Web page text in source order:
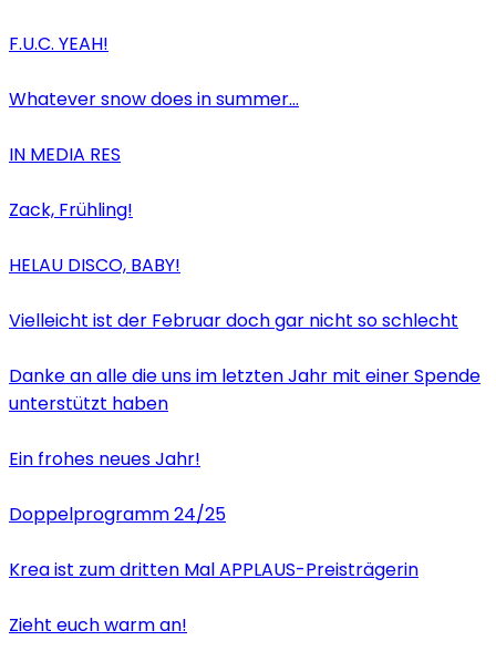
F.U.C. YEAH!
Whatever snow does in summer…
IN MEDIA RES
Zack, Frühling!
HELAU DISCO, BABY!
Vielleicht ist der Februar doch gar nicht so schlecht
Danke an alle die uns im letzten Jahr mit einer Spende
unterstützt haben
Ein frohes neues Jahr!
Doppelprogramm 24/25
Krea ist zum dritten Mal APPLAUS-Preisträgerin
Zieht euch warm an!